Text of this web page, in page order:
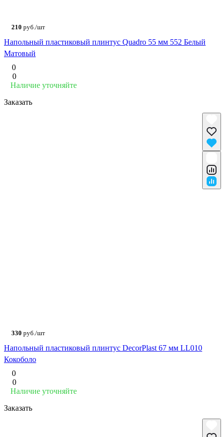
210 руб./шт
Напольный пластиковый плинтус Quadro 55 мм 552 Белый
Матовый
0
0
Наличие уточняйте
Заказать
330 руб./шт
Напольный пластиковый плинтус DecorPlast 67 мм LL010
Кокоболо
0
0
Наличие уточняйте
Заказать